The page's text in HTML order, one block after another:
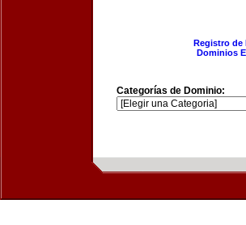
Registro de
Dominios
Categorías de Dominio: